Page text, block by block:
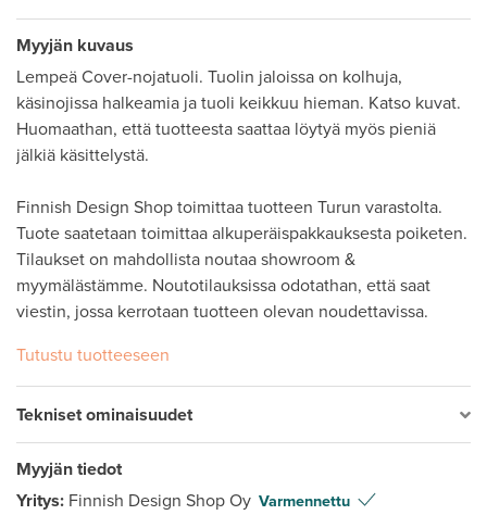
Myyjän kuvaus
Lempeä Cover-nojatuoli. Tuolin jaloissa on kolhuja,
käsinojissa halkeamia ja tuoli keikkuu hieman. Katso kuvat.
Huomaathan, että tuotteesta saattaa löytyä myös pieniä
jälkiä käsittelystä.
Finnish Design Shop toimittaa tuotteen Turun varastolta.
Tuote saatetaan toimittaa alkuperäispakkauksesta poiketen.
Tilaukset on mahdollista noutaa showroom &
myymälästämme. Noutotilauksissa odotathan, että saat
viestin, jossa kerrotaan tuotteen olevan noudettavissa.
Tutustu tuotteeseen
Tekniset ominaisuudet
Myyjän tiedot
Yritys: Finnish Design Shop Oy Varmennettu